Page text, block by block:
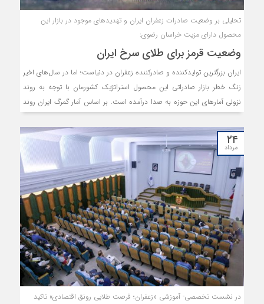
تحلیلی بر وضعیت صادرات زعفران ایران و تهدیدهای موجود در بازار این
محصول دارای مزیت خراسان رضوی:
وضعیت قرمز برای طلای سرخ ایران
ایران بزرگترین تولیدکننده و صادرکننده زعفران در دنیاست؛ اما در سال‌های اخیر
زنگ خطر بازار صادراتی این محصول استراتژیک کشورمان با توجه به روند
نزولی آمارهای این حوزه به صدا درآمده است. بر اساس آمار گمرگ ایران روند
کاهشی صادرات زعفران از سال 1399 آغاز شده و در سال 1402 به میزان
محدودی (حدود 4 هزار کیلوگرم) افزایش صادرات نسبت به سال 1401 اتفاق
افتاده است؛ اما در 4 ماه اول سال 1403، بار دیگر صادرات این محصول،
روندی نزولی به خود گرفته است. تا پایان تیر ماه سال جاری، جمعا 42 هزار و
707 کیلوگرم به ارزش 36.8 میلیون دلار زعفران صادر شده است که در مقایسه
با مدت مشابه سال گذشته با کاهش 38 درصدی در صادرات مواجه شده‌ایم.
۲۴
مرداد
در نشست تخصصی- آموزشی «زعفران؛ فرصت طلایی رونق اقتصادی» تاکید